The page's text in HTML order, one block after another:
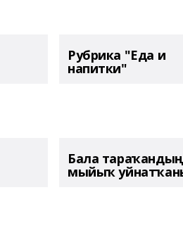
Рубрика "Еда и
напитки"
Бала тараҡандың
мыйыҡ